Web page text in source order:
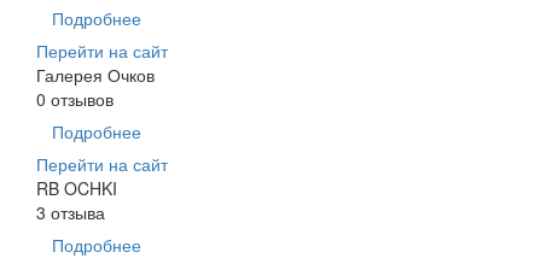
Подробнее
Перейти на сайт
Галерея Очков
0 отзывов
Подробнее
Перейти на сайт
RB OCHKI
3 отзыва
Подробнее